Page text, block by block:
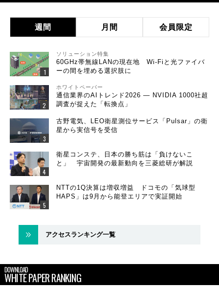
週間 月間 会員限定
ソリューション特集
60GHz帯無線LANの現在地 Wi-Fiと光ファイバ
ーの間を埋める選択肢に
ホワイトペーパー
通信業界のAIトレンド2026 ― NVIDIA 1000社超
調査が捉えた「転換点」
古野電気、LEO衛星測位サービス「Pulsar」の衛
星から実信号を受信
衛星コンステ、日本の勝ち筋は「負けないこ
と」 宇宙開発の最新動向を三菱総研が解説
NTTの1Q決算は増収増益 ドコモの「気球型
HAPS」は9月から能登エリアで実証開始
アクセスランキング一覧
DOWNLOAD
WHITE PAPER RANKING